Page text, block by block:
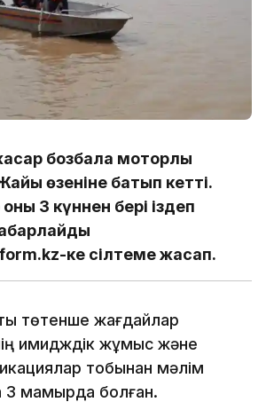
бозбала моторлы
Жайық өзеніне батып кетті.
3 күннен бері іздеп
ке сілтеме жасап.
төтенше жағдайлар
имидждік жұмыс және
тобынан мәлім
3 мамырда болған.